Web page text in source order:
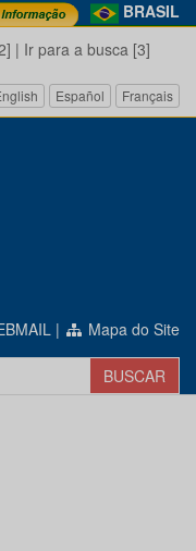
BRASIL
| Ir para a busca [3]
Español Français
| Mapa do Site